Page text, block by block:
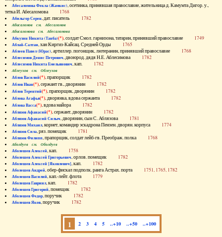
Абесаломова Фекла (Жамкис), осетинка, принявшая православие, жительница д. Камумта Дигор. у.,
тетка И. Абесаломова 1768
Абильгор Серен, дат. писатель 1782
Абисаломов см. Абесаломов
Абисаломова см. Абесаломова
Абкузин Никита (Танба)(*), солдат Смол. гарнизона, татарин, принявший православие 1749
Аблай-Салтан, хан Киргиз-Кайсац. Средней Орды 1765
Аблеев Павел (Юрас), артиллер. погонщик, лютеранин, принявший православие 1768
Аблесимов Денис Петрович, двоюрод. дядя Н.Е. Аблесимова 1782
Аблесимов Никита Емельянович, кап. 1782
Аблеухов см. Облеухов
Аблов Василий(*), прапорщик 1782
Аблов Иван(*), сержант гв., дворянин 1782
Аблов Терентий(*), прапорщик, дворянин 1782
Аблова Агафья(*), дворянка, вдова сержанта 1782
Аблова Васса(*), вдова майора 1782
Аблязов Афанасий(*), сержант, дворянин 1782
Аблязов Афанасий Силыч, дворянин, сын С. Аблязова 1781
Аблязов Михаил, корнет, командир эскадрона Пензен. дворян. корпуса 1774
Аблязов Сила, ряз. помещик 1781
Аблязов Филипп, прапорщик, солдат лейб-гв. Преображ. полка 1768
Аболдуев см. Оболдуев
Аболешев Алексей, кап. 1758
Аболешев Алексей Григорьевич, орлов. помещик 1782
Аболешев Алексей [Яковлевич], кап. 1782
Аболешев Андрей, обер-фискал подполк. ранга Астрах. порта 1751, 1765, 1782
Аболешев Василий, кап.-лейт. флота 1779
Аболешев Гавриил, кап. 1782
Аболешев Григорий, помещик 1782
Аболешев Федор, поручик 1782
Аболешев Яков, поручик 1782
1 2 3 4 5 ..+10 ..+50 ..+100